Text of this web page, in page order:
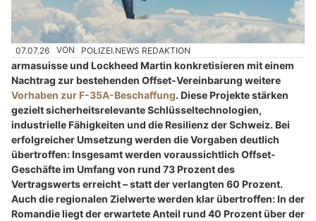
07.07.26 VON POLIZEI.NEWS REDAKTION
armasuisse und Lockheed Martin konkretisieren mit einem
Nachtrag zur bestehenden Offset-Vereinbarung weitere
Vorhaben zur F-35A-Beschaffung. Diese Projekte stärken
gezielt sicherheitsrelevante Schlüsseltechnologien,
industrielle Fähigkeiten und die Resilienz der Schweiz. Bei
erfolgreicher Umsetzung werden die Vorgaben deutlich
übertroffen: Insgesamt werden voraussichtlich Offset-
Geschäfte im Umfang von rund 73 Prozent des
Vertragswerts erreicht – statt der verlangten 60 Prozent.
Auch die regionalen Zielwerte werden klar übertroffen: In der
Romandie liegt der erwartete Anteil rund 40 Prozent über der